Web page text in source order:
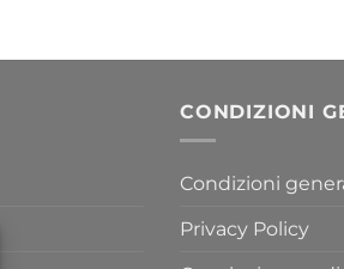
da
a
CONDIZIONI
Condizioni
Privacy Policy